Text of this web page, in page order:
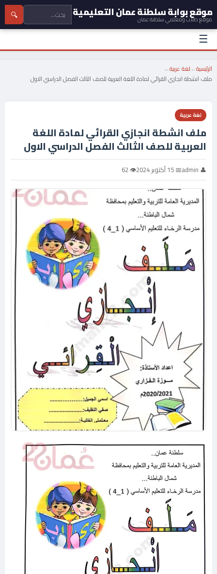
موقع بوابة سلطنة عمان التعليمية
موقع طلاب ومعلمي سلطنة عمان 🔍
☰
الرئيسية←لغة عربية←
ملف انشطة انجازي القرائي لمادة اللغة العربية للصف الثالث الفصل الدراسي الاول
لغة عربية
ملف انشطة انجازي القرائي لمادة اللغة
العربية للصف الثالث الفصل الدراسي الاول
👤 admin 📅 15 أكتوبر 2024 👁 62